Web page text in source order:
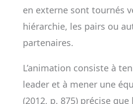
en externe sont tournés
hiérarchie, les pairs ou
partenaires.
L’animation consiste à
leader et à mener une
(2012, p. 875) précise que